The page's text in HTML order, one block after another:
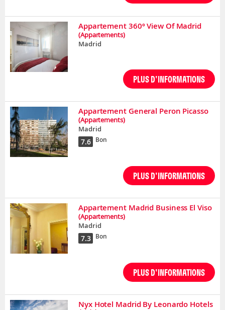
Appartement 360º View Of Madrid
(Appartements)
Madrid
PLUS D'INFORMATIONS
Appartement General Peron Picasso
(Appartements)
Madrid
7.6 Bon
PLUS D'INFORMATIONS
Appartement Madrid Business El Viso
(Appartements)
Madrid
7.3 Bon
PLUS D'INFORMATIONS
Nyx Hotel Madrid By Leonardo Hotels